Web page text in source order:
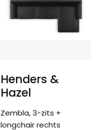
Henders &
Hazel
Zembla, 3-zits +
longchair rechts